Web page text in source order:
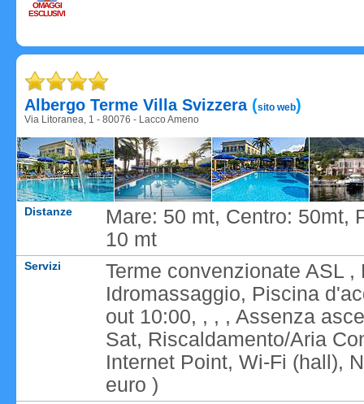
OMAGGI
ESCLUSIVI
Albergo Terme Villa Svizzera(sito web)
Via Litoranea, 1 - 80076 - Lacco Ameno
Distanze
Mare: 50 mt, Centro: 50mt,
10 mt
Servizi
Terme convenzionate ASL
Idromassaggio, Piscina
out 10:00, , , , Assenza
Sat, Riscaldamento/Aria
Internet Point, Wi-Fi (hall),
euro )